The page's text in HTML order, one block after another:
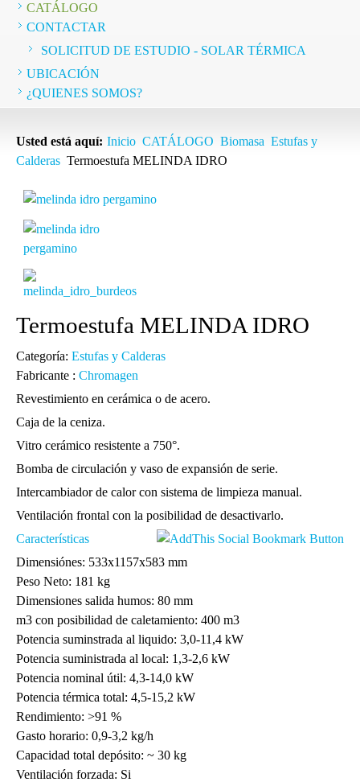
CATÁLOGO
CONTACTAR
SOLICITUD DE ESTUDIO - SOLAR TÉRMICA
UBICACIÓN
¿QUIENES SOMOS?
Usted está aquí: Inicio CATÁLOGO Biomasa Estufas y
Calderas Termoestufa MELINDA IDRO
Termoestufa MELINDA IDRO
Categoría: Estufas y Calderas
Fabricante : Chromagen
Revestimiento en cerámica o de acero.
Caja de la ceniza.
Vitro cerámico resistente a 750°.
Bomba de circulación y vaso de expansión de serie.
Intercambiador de calor con sistema de limpieza manual.
Ventilación frontal con la posibilidad de desactivarlo.
Características
Dimensiónes: 533x1157x583 mm
Peso Neto: 181 kg
Dimensiones salida humos: 80 mm
m3 con posibilidad de caletamiento: 400 m3
Potencia suminstrada al liquido: 3,0-11,4 kW
Potencia suministrada al local: 1,3-2,6 kW
Potencia nominal útil: 4,3-14,0 kW
Potencia térmica total: 4,5-15,2 kW
Rendimiento: >91 %
Gasto horario: 0,9-3,2 kg/h
Capacidad total depósito: ~ 30 kg
Ventilación forzada: Si